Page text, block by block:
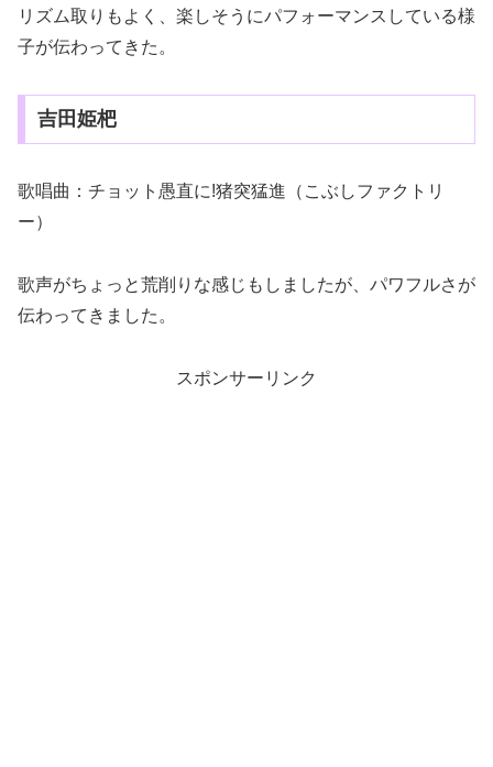
リズム取りもよく、楽しそうにパフォーマンスしている様
子が伝わってきた。
吉田姫杷
歌唱曲：チョット愚直に!猪突猛進（こぶしファクトリ
ー）
歌声がちょっと荒削りな感じもしましたが、パワフルさが
伝わってきました。
スポンサーリンク